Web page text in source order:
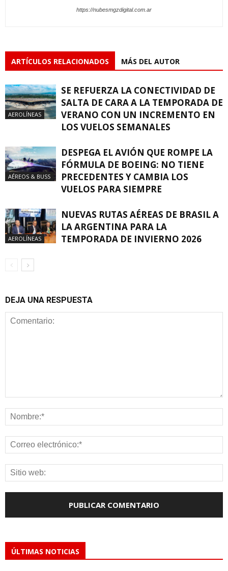
https://nubesmgzdigital.com.ar
ARTÍCULOS RELACIONADOS MÁS DEL AUTOR
AEROLÍNEAS
SE REFUERZA LA CONECTIVIDAD DE
SALTA DE CARA A LA TEMPORADA DE
VERANO CON UN INCREMENTO EN
LOS VUELOS SEMANALES
AÉREOS & BUSS
DESPEGA EL AVIÓN QUE ROMPE LA
FÓRMULA DE BOEING: NO TIENE
PRECEDENTES Y CAMBIA LOS
VUELOS PARA SIEMPRE
AEROLÍNEAS
NUEVAS RUTAS AÉREAS DE BRASIL A
LA ARGENTINA PARA LA
TEMPORADA DE INVIERNO 2026
DEJA UNA RESPUESTA
ÚLTIMAS NOTICIAS